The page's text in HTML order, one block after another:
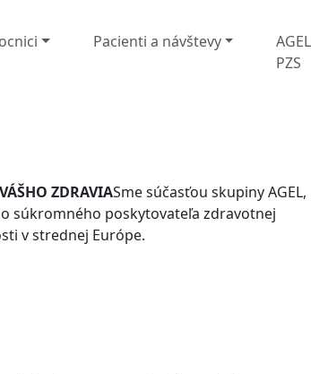
Pacienti a návštevy
AGEL
PZS
ZDRAVIASme súčasťou skupiny AGEL,
súkromného poskytovateľa zdravotnej
v strednej Európe.